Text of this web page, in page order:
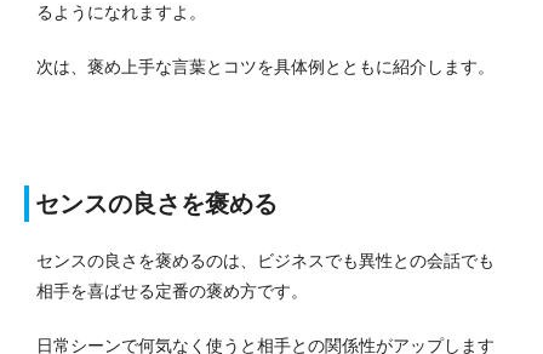
るようになれますよ。
次は、褒め上手な言葉とコツを具体例とともに紹介します。
センスの良さを褒める
センスの良さを褒めるのは、ビジネスでも異性との会話でも
相手を喜ばせる定番の褒め方です。
日常シーンで何気なく使うと相手との関係性がアップします